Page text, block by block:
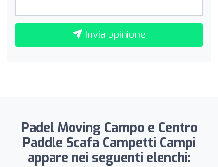
Invia opinione
Padel Moving Campo e Centro
Paddle Scafa Campetti Campi
appare nei seguenti elenchi: